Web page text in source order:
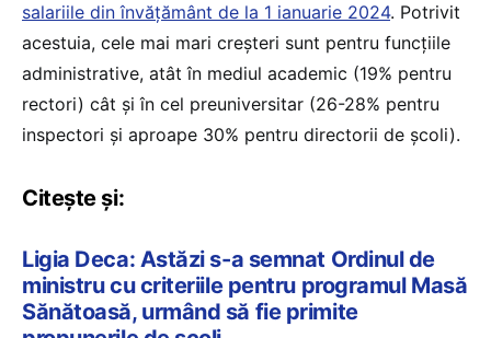
salariile din învățământ de la 1 ianuarie 2024. Potrivit
acestuia, cele mai mari creșteri sunt pentru funcțiile
administrative, atât în mediul academic (19% pentru
rectori) cât și în cel preuniversitar (26-28% pentru
inspectori și aproape 30% pentru directorii de școli).
Citește și:
Ligia Deca: Astăzi s-a semnat Ordinul de
ministru cu criteriile pentru programul Masă
Sănătoasă, urmând să fie primite